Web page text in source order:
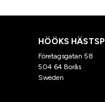
HÖÖKS
Företagsgatan 58
504 64 Borås
Sweden